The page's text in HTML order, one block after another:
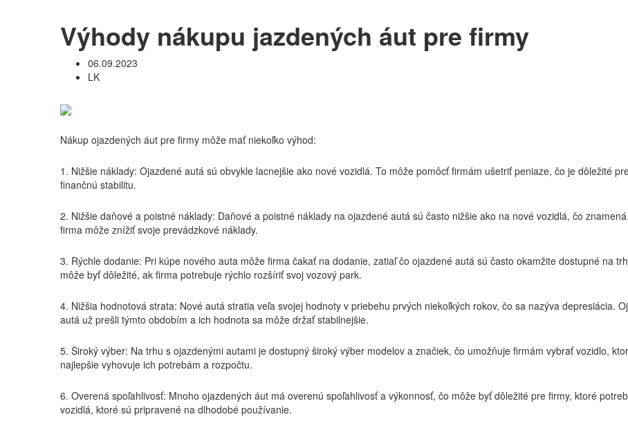
Výhody nákupu jazdených áut pre firmy
06.09.2023
LK
Nákup ojazdených áut pre firmy môže mať niekoľko výhod:
1. Nižšie náklady: Ojazdené autá sú obvykle lacnejšie ako nové vozidlá. To môže pomôcť firmám ušetriť peniaze, čo je dôležité
finančnú stabilitu.
2. Nižšie daňové a poistné náklady: Daňové a poistné náklady na ojazdené autá sú často nižšie ako na nové vozidlá, čo
firma môže znížiť svoje prevádzkové náklady.
3. Rýchle dodanie: Pri kúpe nového auta môže firma čakať na dodanie, zatiaľ čo ojazdené autá sú často okamžite dostupné na
môže byť dôležité, ak firma potrebuje rýchlo rozšíriť svoj vozový park.
4. Nižšia hodnotová strata: Nové autá stratia veľa svojej hodnoty v priebehu prvých niekoľkých rokov, čo sa nazýva depresiácia.
autá už prešli týmto obdobím a ich hodnota sa môže držať stabilnejšie.
5. Široký výber: Na trhu s ojazdenými autami je dostupný široký výber modelov a značiek, čo umožňuje firmám vybrať vozidlo,
najlepšie vyhovuje ich potrebám a rozpočtu.
6. Overená spoľahlivosť: Mnoho ojazdených áut má overenú spoľahlivosť a výkonnosť, čo môže byť dôležité pre firmy, ktoré
vozidlá, ktoré sú pripravené na dlhodobé používanie.